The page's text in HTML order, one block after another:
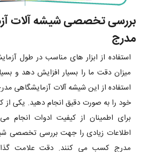
بررسی تخصصی شیشه آلات
مدرج
استفاده از ابزار های مناسب در طول
میزان دقت ما را بسیار افزایش دهد و
استفاده از این شیشه آلات آزمایشگاهی
خود را به صورت دقیق انجام دهید. یکی از
برای اطمینان از کیفیت ادوات
اطلاعات زیادی را جهت بررسی تخصصی
مدرج کسب می کنند. دقت علامت